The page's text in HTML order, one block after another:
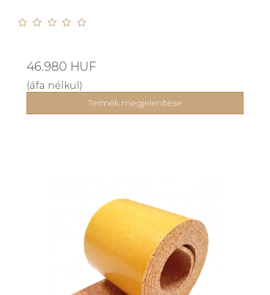
46.980 HUF
(áfa nélkül)
Termék megjelenítése